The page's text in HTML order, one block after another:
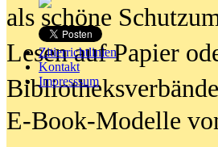
Zitierrichtlinien
Kontakt
Impresssum
als schöne
Lesen auf Papier
E-Book-Modelle